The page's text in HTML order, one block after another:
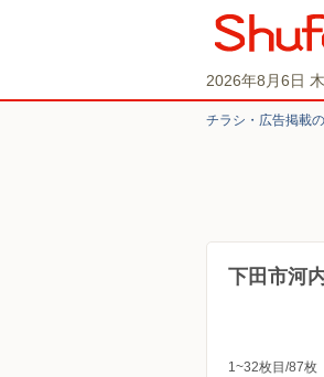
2026年8月6日
チラシ・​広告掲載
下田市河
1~32枚目/87枚